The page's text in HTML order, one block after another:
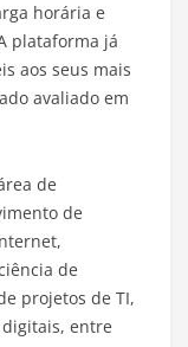
horária e
plataforma já
aos seus mais
avaliado em
de
de
de
projetos de TI,
entre